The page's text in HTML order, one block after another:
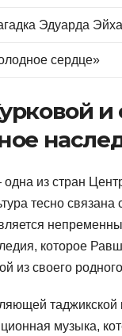
Эдуарда
сердце»
и
из стран
тесно связана
которое
из своего
таджикской
музыка,